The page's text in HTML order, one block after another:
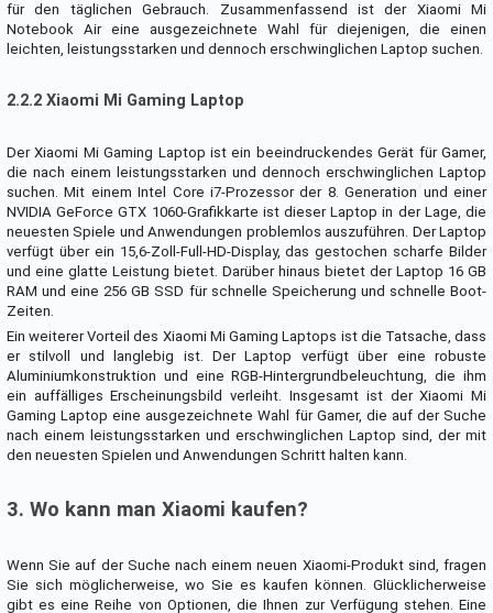
für den täglichen Gebrauch. Zusammenfassend ist der Xiaomi Mi
Notebook Air eine ausgezeichnete Wahl für diejenigen, die einen
leichten, leistungsstarken und dennoch erschwinglichen Laptop suchen.
2.2.2 Xiaomi Mi Gaming Laptop
Der Xiaomi Mi Gaming Laptop ist ein beeindruckendes Gerät für Gamer,
die nach einem leistungsstarken und dennoch erschwinglichen Laptop
suchen. Mit einem Intel Core i7-Prozessor der 8. Generation und einer
NVIDIA GeForce GTX 1060-Grafikkarte ist dieser Laptop in der Lage, die
neuesten Spiele und Anwendungen problemlos auszuführen. Der Laptop
verfügt über ein 15,6-Zoll-Full-HD-Display, das gestochen scharfe Bilder
und eine glatte Leistung bietet. Darüber hinaus bietet der Laptop 16 GB
RAM und eine 256 GB SSD für schnelle Speicherung und schnelle Boot-
Zeiten.
Ein weiterer Vorteil des Xiaomi Mi Gaming Laptops ist die Tatsache, dass
er stilvoll und langlebig ist. Der Laptop verfügt über eine robuste
Aluminiumkonstruktion und eine RGB-Hintergrundbeleuchtung, die ihm
ein auffälliges Erscheinungsbild verleiht. Insgesamt ist der Xiaomi Mi
Gaming Laptop eine ausgezeichnete Wahl für Gamer, die auf der Suche
nach einem leistungsstarken und erschwinglichen Laptop sind, der mit
den neuesten Spielen und Anwendungen Schritt halten kann.
3. Wo kann man Xiaomi kaufen?
Wenn Sie auf der Suche nach einem neuen Xiaomi-Produkt sind, fragen
Sie sich möglicherweise, wo Sie es kaufen können. Glücklicherweise
gibt es eine Reihe von Optionen, die Ihnen zur Verfügung stehen. Eine